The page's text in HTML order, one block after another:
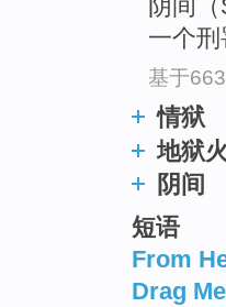
阴间
一个
基于
情狱
地狱火
阴间
短语
From
Drag